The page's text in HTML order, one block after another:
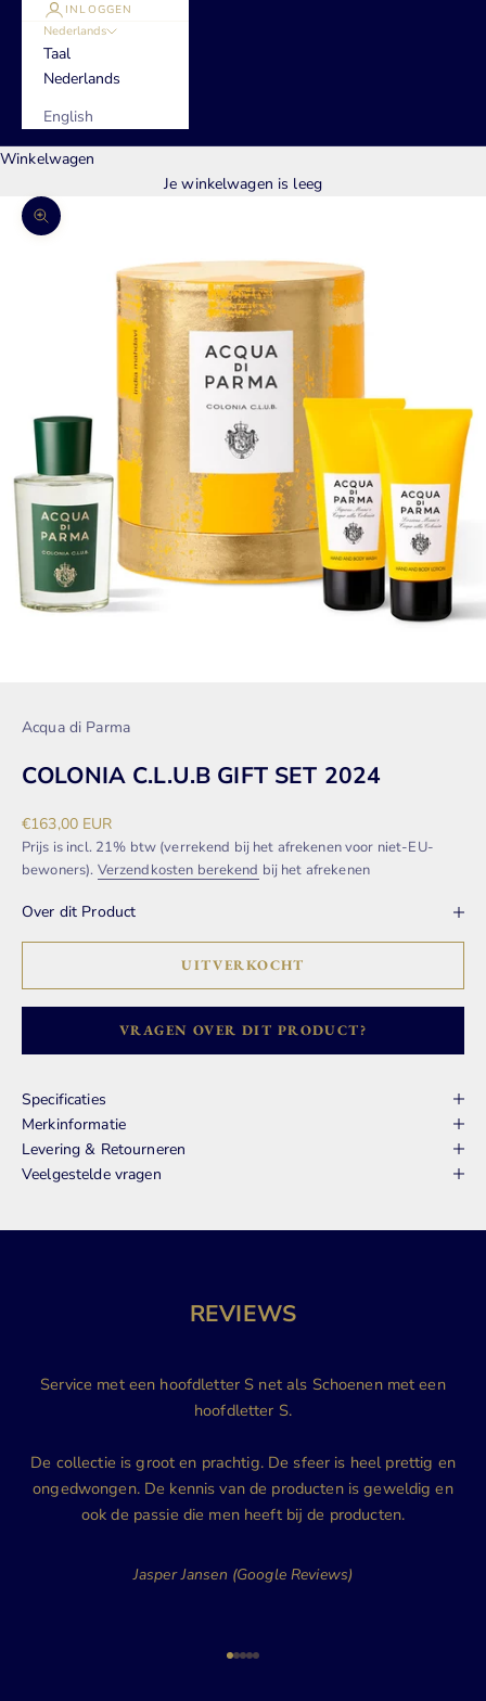
INLOGGEN
Nederlands
Taal
Nederlands
English
Winkelwagen
Je winkelwagen is leeg
In-/uitzoomen
Acqua di Parma
COLONIA C.L.U.B GIFT SET 2024
Aanbiedingsprijs
€163,00 EUR
Prijs is incl. 21% btw (verrekend bij het afrekenen voor niet-EU-
bewoners). Verzendkosten berekend bij het afrekenen
Over dit Product
UITVERKOCHT
VRAGEN OVER DIT PRODUCT?
Specificaties
Merkinformatie
Levering & Retourneren
Veelgestelde vragen
REVIEWS
Service met een hoofdletter S net als Schoenen met een
hoofdletter S.
De collectie is groot en prachtig. De sfeer is heel prettig en
ongedwongen. De kennis van de producten is geweldig en
ook de passie die men heeft bij de producten.
Jasper Jansen (Google Reviews)
Naar artikel 1
Naar artikel 2
Naar artikel 3
Naar artikel 4
Naar artikel 5